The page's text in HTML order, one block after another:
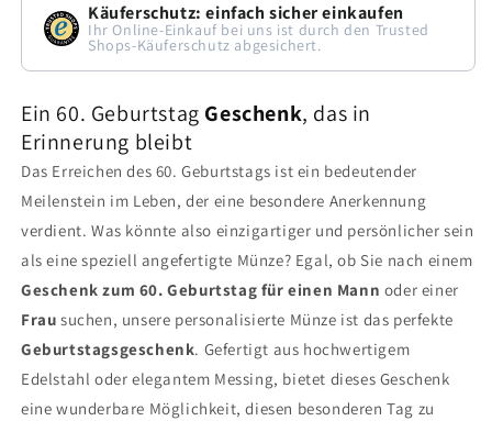
Käuferschutz: einfach sicher einkaufen
Ihr Online-Einkauf bei uns ist durch den Trusted
Shops-Käuferschutz abgesichert.
Ein 60. Geburtstag Geschenk, das in
Erinnerung bleibt
Das Erreichen des 60. Geburtstags ist ein bedeutender
Meilenstein im Leben, der eine besondere Anerkennung
verdient. Was könnte also einzigartiger und persönlicher sein
als eine speziell angefertigte Münze? Egal, ob Sie nach einem
Geschenk zum 60. Geburtstag für einen Mann oder einer
Frau suchen, unsere personalisierte Münze ist das perfekte
Geburtstagsgeschenk. Gefertigt aus hochwertigem
Edelstahl oder elegantem Messing, bietet dieses Geschenk
eine wunderbare Möglichkeit, diesen besonderen Tag zu